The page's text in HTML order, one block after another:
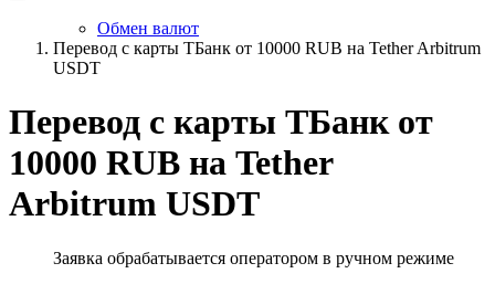
Обмен валют
Перевод с карты ТБанк от 10000 RUB на Tether Arbitrum
USDT
Перевод с карты ТБанк от
10000 RUB на Tether
Arbitrum USDT
Заявка обрабатывается оператором в ручном режиме